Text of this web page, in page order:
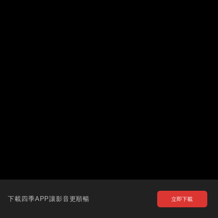
下載四季APP讓影音更順暢 立即下載